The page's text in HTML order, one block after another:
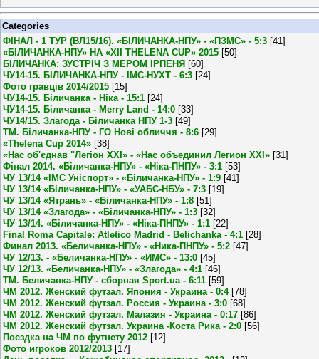
Categories
ФІНАЛ - 1 ТУР (ВЛ15/16). «БІЛИЧАНКА-НПУ» - «ПЗМС» - 5:3 [41]
«БІЛИЧАНКА-НПУ» НА «XII THELENA CUP» 2015 [50]
БІЛИЧАНКА: ЗУСТРІЧ З МЕРОМ ІРПЕНЯ [60]
ЧУ14-15. БІЛИЧАНКА-НПУ - ІМС-НУХТ - 6:3 [24]
Фото гравців 2014/2015 [15]
ЧУ14-15. Біличанка - Ніка - 15:1 [24]
ЧУ14-15. Біличанка - Merry Land - 14:0 [33]
ЧУ14/15. Злагода - Біличанка НПУ 1-3 [49]
ТМ. Біличанка-НПУ - ГО Нові обличчя - 8:6 [29]
«Thelena Cup 2014» [38]
«Нас об'єднав "Легіон XXI» - «Нас объединил Легион XXI» [31]
Фінал 2014. «Біличанка-НПУ» - «Ніка-ПНПУ» - 3:1 [53]
ЧУ 13/14 «ІМС Уніспорт» - «Біличанка-НПУ» - 1:9 [41]
ЧУ 13/14 «Біличанка-НПУ» - «УАБС-НБУ» - 7:3 [19]
ЧУ 13/14 «Ятрань» - «Біличанка-НПУ» - 1:8 [51]
ЧУ 13/14 «Злагода» - «Біличанка-НПУ» - 1:3 [32]
ЧУ 13/14. «Біличанка-НПУ» - «Ніка-ПНПУ» - 1:1 [22]
Final Roma Capitale: Atletico Madrid - Belichanka - 4:1 [28]
Финал 2013. «Беличанка-НПУ» - «Ника-ПНПУ» - 5:2 [47]
ЧУ 12/13. - «Беличанка-НПУ» - «ИМС» - 13:0 [45]
ЧУ 12/13. «Беличанка-НПУ» - «Злагода» - 4:1 [46]
ТМ. Беличанка-НПУ - сборная Sport.ua - 6:11 [59]
ЧМ 2012. Женский футзал. Япония - Украина - 0:4 [78]
ЧМ 2012. Женский футзал. Россия - Украина - 3:0 [68]
ЧМ 2012. Женский футзал. Малазия - Украина - 0:17 [86]
ЧМ 2012. Женский футзал. Украина -Коста Рика - 2:0 [56]
Поездка на ЧМ по футнету 2012 [12]
Фото игроков 2012/2013 [17]